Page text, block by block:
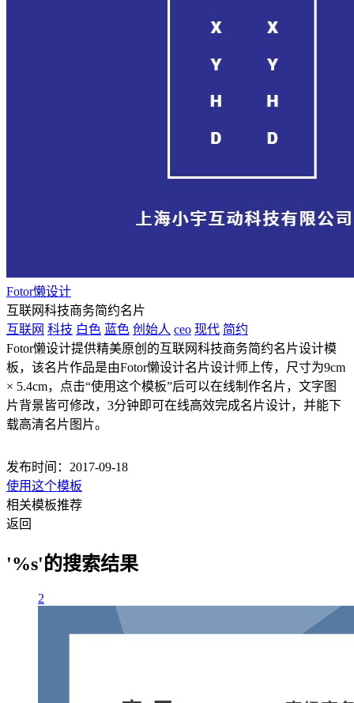
Fotor懒设计
互联网科技商务简约名片
互联网 科技 白色 蓝色 创始人 ceo 现代 简约
Fotor懒设计提供精美原创的互联网科技商务简约名片设计模
板，该名片作品是由Fotor懒设计名片设计师上传，尺寸为9cm
× 5.4cm，点击“使用这个模板”后可以在线制作名片，文字图
片背景皆可修改，3分钟即可在线高效完成名片设计，并能下
载高清名片图片。
发布时间：2017-09-18
使用这个模板
相关模板推荐
返回
'%s'的搜索结果
2